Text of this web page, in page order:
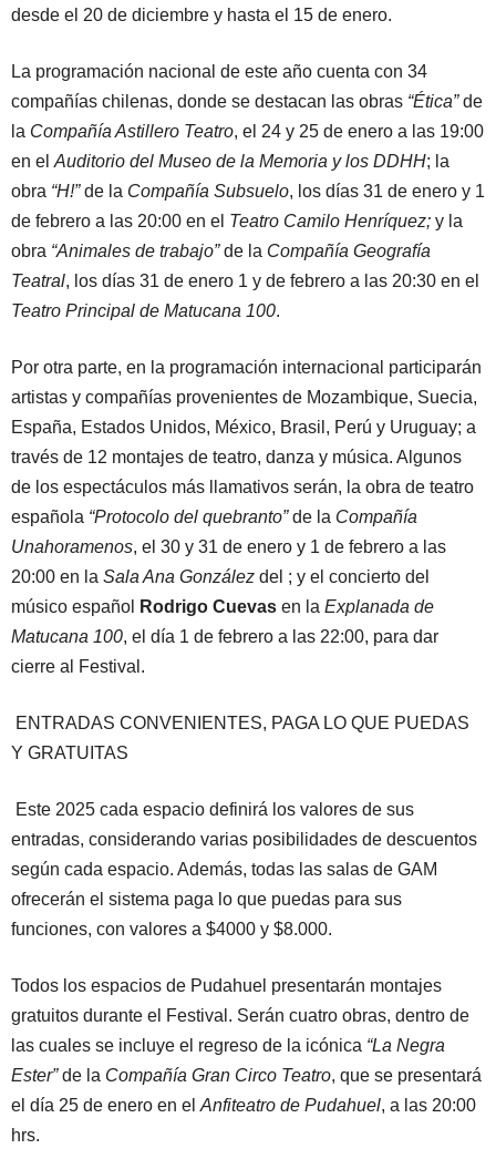
desde el 20 de diciembre y hasta el 15 de enero.
La programación nacional de este año cuenta con 34
compañías chilenas, donde se destacan las obras “Ética”de
la Compañía Astillero Teatro, el 24 y 25 de enero a las 19:00
en el Auditorio del Museo de la Memoria y los DDHH; la
obra “H!”de la Compañía Subsuelo, los días 31 de enero y 1
de febrero a las 20:00 en el Teatro Camilo Henríquez; y la
obra “Animales de trabajo”de la Compañía Geografía
Teatral, los días 31 de enero 1 y de febrero a las 20:30 en el
Teatro Principal de Matucana 100.
Por otra parte, en la programación internacional participarán
artistas y compañías provenientes de Mozambique, Suecia,
España, Estados Unidos, México, Brasil, Perú y Uruguay; a
través de 12 montajes de teatro, danza y música. Algunos
de los espectáculos más llamativos serán, la obra de teatro
española “Protocolo del quebranto”de la Compañía
Unahoramenos, el 30 y 31 de enero y 1 de febrero a las
20:00 en la Sala Ana González del ; y el concierto del
músico español
Rodrigo Cuevas en la Explanada de
Matucana 100, el día 1 de febrero a las 22:00, para dar
cierre al Festival.
ENTRADAS CONVENIENTES, PAGA LO QUE PUEDAS
Y GRATUITAS
Este 2025 cada espacio definirá los valores de sus
entradas, considerando varias posibilidades de descuentos
según cada espacio. Además, todas las salas de GAM
ofrecerán el sistema paga lo que puedas para sus
funciones, con valores a $4000 y $8.000.
Todos los espacios de Pudahuel presentarán montajes
gratuitos durante el Festival. Serán cuatro obras, dentro de
las cuales se incluye el regreso de la icónica “La Negra
Ester”de la Compañía Gran Circo Teatro, que se presentará
el día 25 de enero en el Anfiteatro de Pudahuel, a las 20:00
hrs.